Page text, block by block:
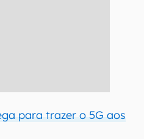
para trazer o 5G aos